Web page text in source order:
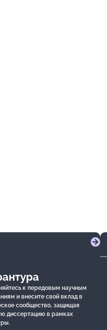
к передовым научным
и внесите свой вклад в
сообщество, защищая
диссертацию в рамках